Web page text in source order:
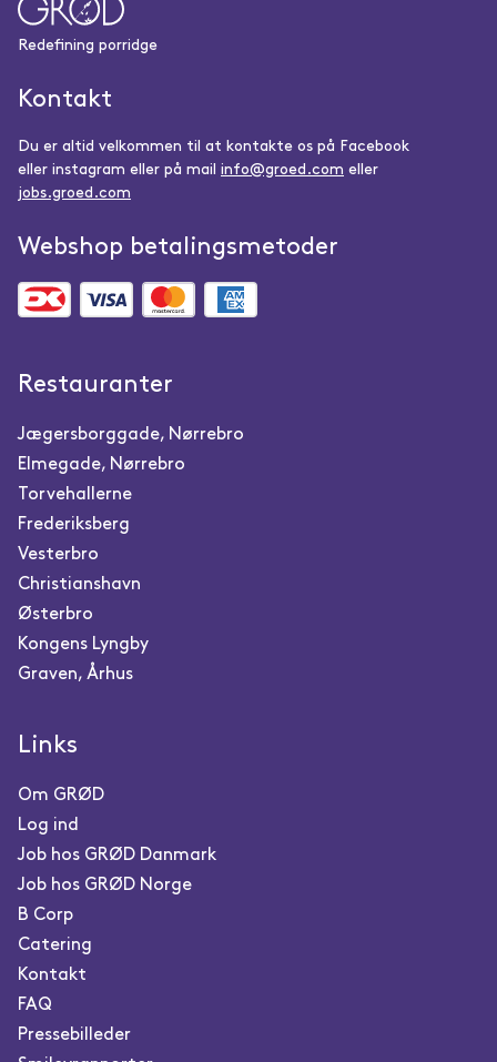
Redefining porridge
Kontakt
Du er altid velkommen til at kontakte os på Facebook
eller instagram eller på mail info@groed.com eller
jobs.groed.com
Webshop betalingsmetoder
Restauranter
Jægersborggade, Nørrebro
Elmegade, Nørrebro
Torvehallerne
Frederiksberg
Vesterbro
Christianshavn
Østerbro
Kongens Lyngby
Graven, Århus
Links
Om GRØD
Log ind
Job hos GRØD Danmark
Job hos GRØD Norge
B Corp
Catering
Kontakt
FAQ
Pressebilleder